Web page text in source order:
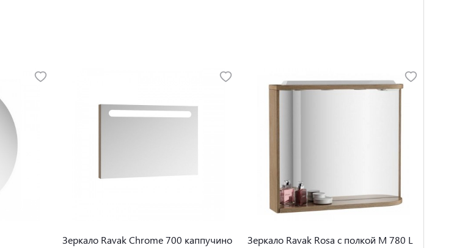
Зеркало Ravak Chrome 700 каппучино
Зеркало Ravak Rosa с полкой M 780 L